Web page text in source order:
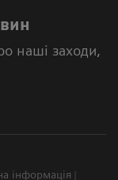
наші заходи,
інформація